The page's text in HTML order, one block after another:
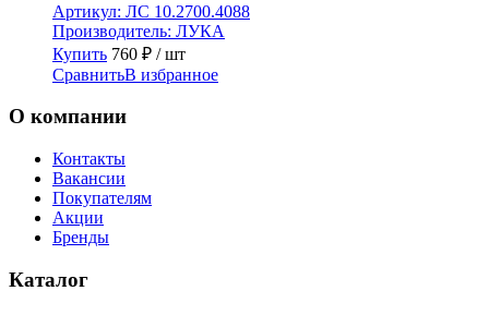
Артикул: ЛС 10.2700.4088
Производитель: ЛУКА
Купить 760 ₽ / шт
СравнитьВ избранное
О компании
Контакты
Вакансии
Покупателям
Акции
Бренды
Каталог